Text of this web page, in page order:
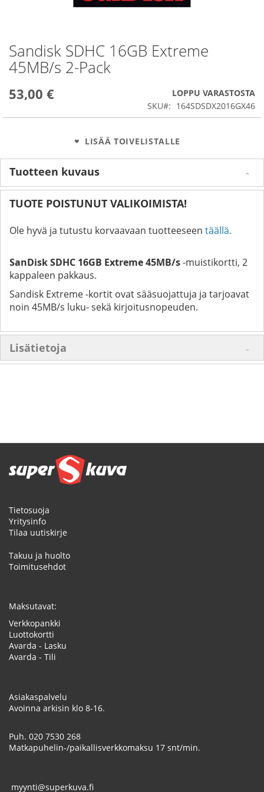
Sandisk SDHC 16GB Extreme
45MB/s 2-Pack
53,00 €
LOPPU VARASTOSTA
SKU
164SDSDX2016GX46
LISÄÄ TOIVELISTALLE
Skip
to
the
of
Tuotteen kuvaus
TUOTE POISTUNUT VALIKOIMISTA!
Ole hyvä ja tutustu korvaavaan tuotteeseen täällä.
SanDisk SDHC 16GB Extreme 45MB/s-muistikortti, 2
kappaleen pakkaus.
Sandisk Extreme -kortit ovat sääsuojattuja ja tarjoavat
noin 45MB/s luku- sekä kirjoitusnopeuden.
Lisätietoja
Tietosuoja
Yritysinfo
Tilaa uutiskirje
Takuu ja huolto
Toimitusehdot
Maksutavat:
Verkkopankki
Luottokortti
Avarda - Lasku
Avarda - Tili
Asiakaspalvelu
Avoinna arkisin klo 8-16.
Puh. 020 7530 268
Matkapuhelin-/paikallisverkkomaksu 17 snt/min.
myynti@superkuva.fi